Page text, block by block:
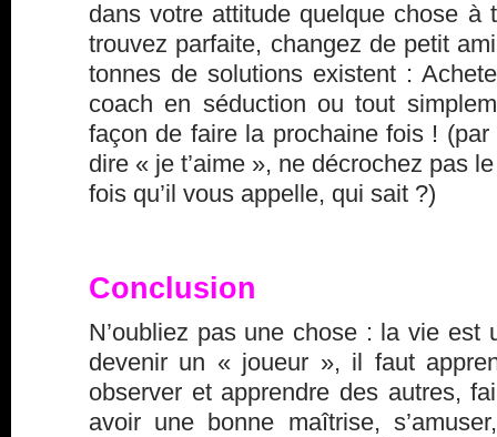
dans votre attitude quelque chose
trouvez parfaite, changez de petit
tonnes de solutions existent :
coach en séduction ou tout
façon de faire la prochaine fois !
dire « je t’aime », ne décrochez pas
fois qu’il vous appelle, qui sait ?)
Conclusion
N’oubliez pas une chose : la vie est
devenir un « joueur », il faut
observer et apprendre des autres,
avoir une bonne maîtrise,